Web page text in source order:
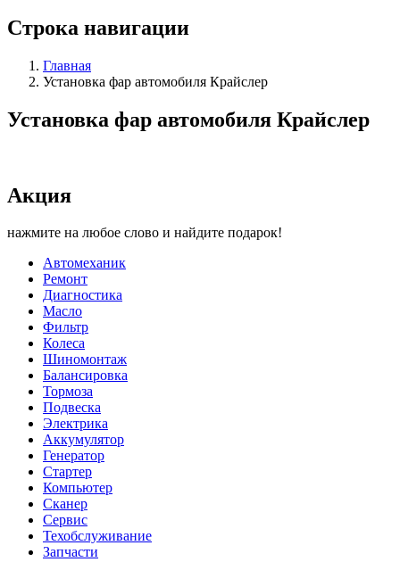
Строка навигации
Главная
Установка фар автомобиля Крайслер
Установка фар автомобиля Крайслер
Акция
нажмите на любое слово и найдите подарок!
Автомеханик
Ремонт
Диагностика
Масло
Фильтр
Колеса
Шиномонтаж
Балансировка
Тормоза
Подвеска
Электрика
Аккумулятор
Генератор
Стартер
Компьютер
Сканер
Сервис
Техобслуживание
Запчасти